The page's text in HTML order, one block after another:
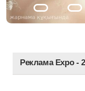
Реклама Expo -